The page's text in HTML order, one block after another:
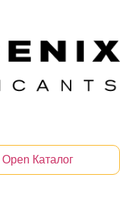
Open Каталог